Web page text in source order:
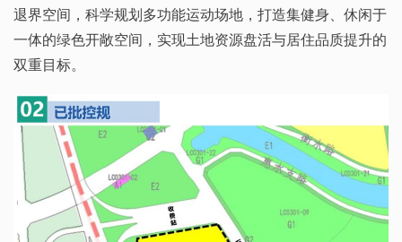
退界空间，科学规划多功能运动场地，打造集健身、休闲于
一体的绿色开敞空间，实现土地资源盘活与居住品质提升的
双重目标。